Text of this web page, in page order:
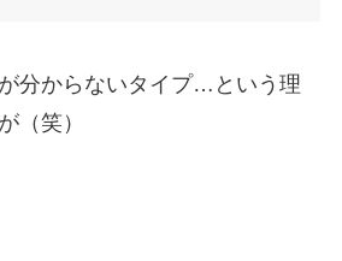
分からないタイプ…という理
（笑）